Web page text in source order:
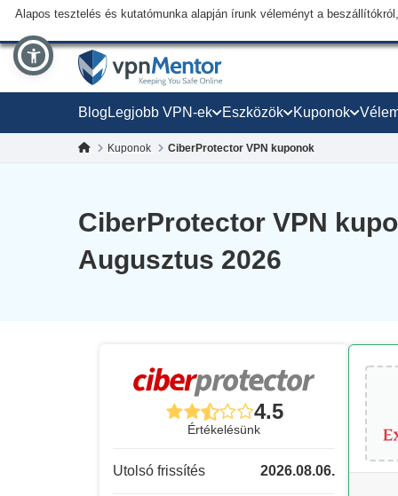
Alapos tesztelés és kutatómunka alapján írunk véleményt a
Blog Legjobb VPN-ek Eszközök Kuponok
Kuponok CiberProtector VPN kuponok
CiberProtector VPN
Augusztus 2026
4.5
Értékelésünk
Utolsó frissítés 2026.08.06.